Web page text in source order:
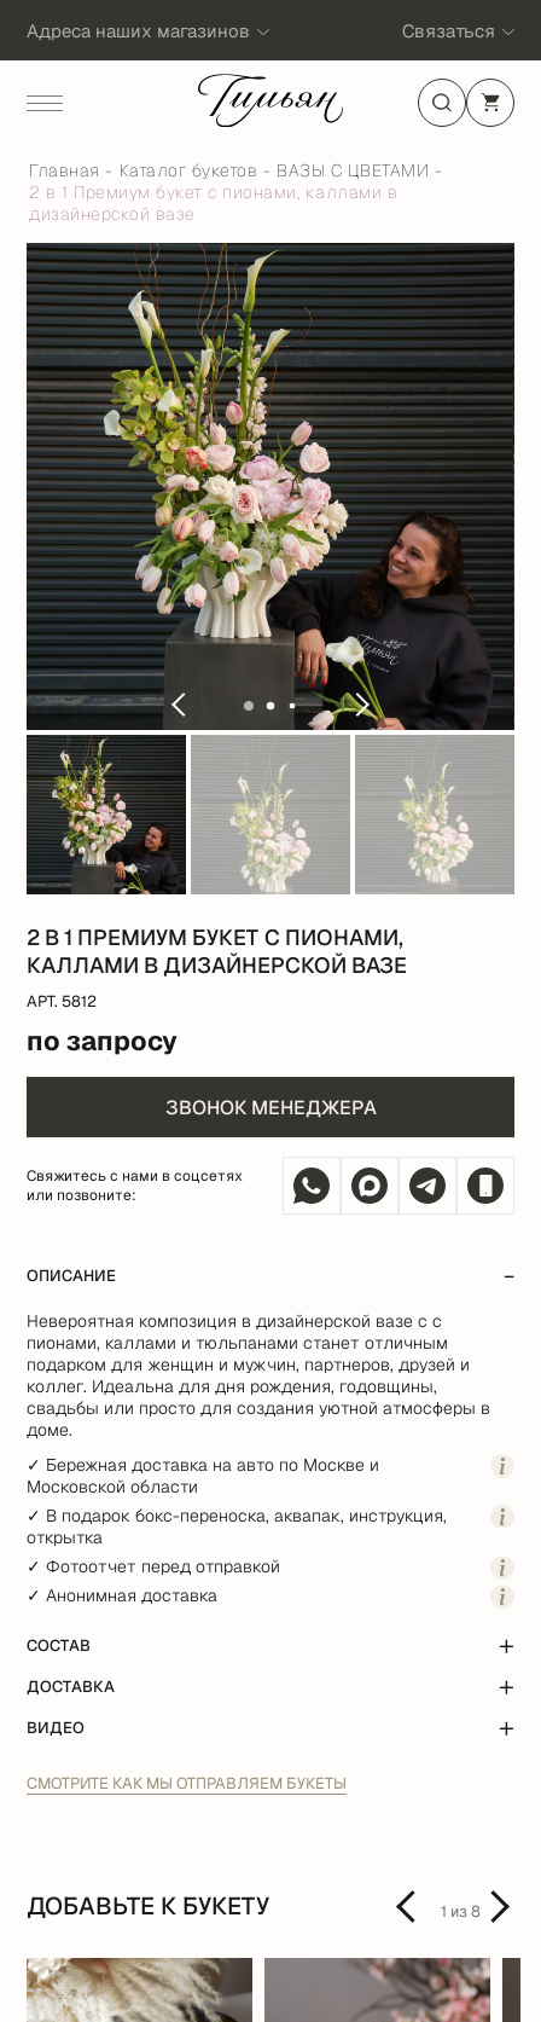
Адреса наших магазинов Связаться
Главная Каталог букетов
ВАЗЫ С ЦВЕТАМИ
2 в 1 Премиум букет с пионами, каллами в
дизайнерской вазе
2 В 1 ПРЕМИУМ БУКЕТ С ПИОНАМИ,
КАЛЛАМИ В ДИЗАЙНЕРСКОЙ ВАЗЕ
АРТ. 5812
по запросу
ЗВОНОК МЕНЕДЖЕРА
Свяжитесь с нами в соцсетях
или позвоните:
ОПИСАНИЕ
Невероятная композиция в дизайнерской вазе с с
пионами, каллами и тюльпанами станет отличным
подарком для женщин и мужчин, партнеров, друзей и
коллег. Идеальна для дня рождения, годовщины,
свадьбы или просто для создания уютной атмосферы в
доме.
✓ Бережная доставка на авто по Москве и
Московской области
✓ В подарок бокс-переноска, аквапак, инструкция,
открытка
✓ Фотоотчет перед отправкой
✓ Анонимная доставка
СОСТАВ
ДОСТАВКА
ВИДЕО
СМОТРИТЕ КАК МЫ ОТПРАВЛЯЕМ БУКЕТЫ
ДОБАВЬТЕ К БУКЕТУ 1 из8